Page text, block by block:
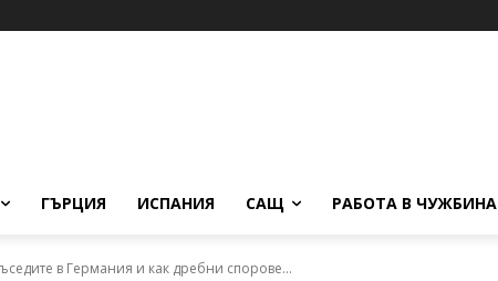
ГЪРЦИЯ ИСПАНИЯ САЩ РАБОТА В ЧУЖБИНА
в Германия и как дребни спорове...